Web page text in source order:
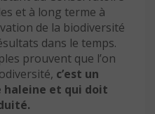
et à long terme à
de la biodiversité
dans le temps.
prouvent que l’on
c’est un
haleine et qui doit